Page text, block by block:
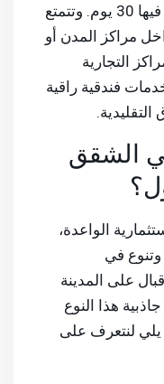
الأمد، وغالباً لا تتجاوز مدة الإقامة فيها 30 يوم. وتتمتع
مراكز المدن أو
التجارية
فندقية راقية
التقليدية.
الشقق
الواعدة،
وتنوع في
على المدينة
هذا النوع
يلي لنتعرف على